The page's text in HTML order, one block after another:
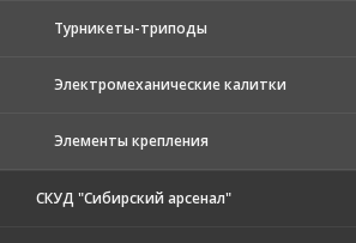
Турникеты-триподы
Электромеханические калитки
Элементы крепления
СКУД "Сибирский арсенал"